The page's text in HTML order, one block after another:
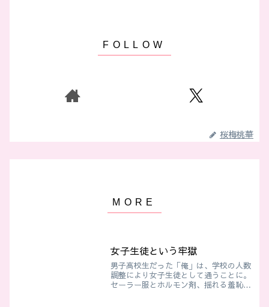
桜梅桃華
女子生徒という牢獄
男子高校生だった「俺」は、学校の人数
調整により女子生徒として通うことに。
セーラー服とホルモン剤、揺れる羞恥と